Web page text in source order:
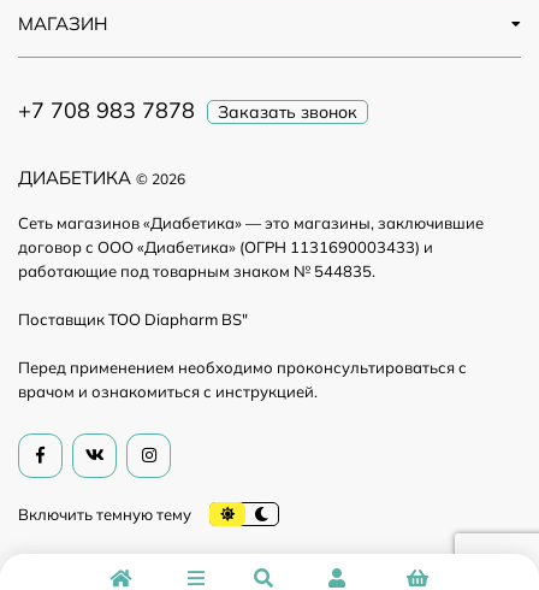
ДИАБЕТИКА © 2026
Сеть магазинов «Диабетика» — это магазины, заключившие
договор с ООО «Диабетика» (ОГРН 1131690003433) и
работающие под товарным знаком № 544835.
Поставщик ТОО Diapharm BS"
Перед применением необходимо проконсультироваться с
врачом и ознакомиться с инструкцией.
МАГАЗИН
+7 708 983 7878 Заказать звонок